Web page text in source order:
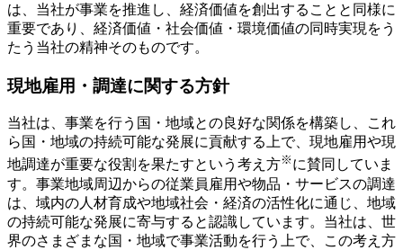
は、当社が事業を推進し、経済価値を創出することと同様に
重要であり、経済価値・社会価値・環境価値の同時実現をう
たう当社の精神そのものです。
現地雇用・調達に関する方針
当社は、事業を行う国・地域との良好な関係を構築し、これ
ら国・地域の持続可能な発展に貢献する上で、現地雇用や現
地調達が重要な役割を果たすという考え方※ に賛同していま
す。事業地域周辺からの従業員雇用や物品・サービスの調達
は、域内の人材育成や地域社会・経済の活性化に通じ、地域
の持続可能な発展に寄与すると認識しています。当社は、世
界のさまざまな国・地域で事業活動を行う上で、この考え方